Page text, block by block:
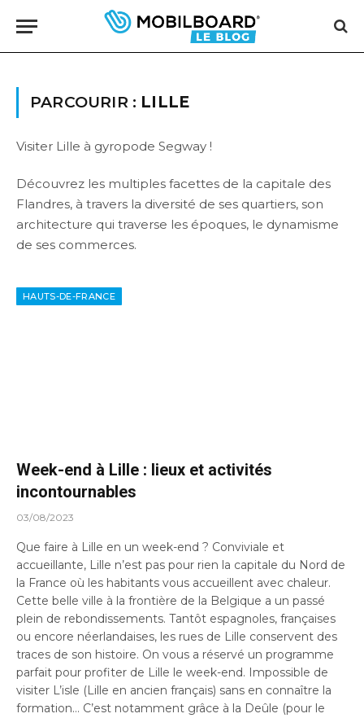
PARCOURIR : LILLE
Visiter Lille à gyropode Segway !
Découvrez les multiples facettes de la capitale des
Flandres, à travers la diversité de ses quartiers, son
architecture qui traverse les époques, le dynamisme
de ses commerces.
HAUTS-DE-FRANCE
Week-end à Lille : lieux et activités
incontournables
03/08/2023
Que faire à Lille en un week-end ? Conviviale et
accueillante, Lille n’est pas pour rien la capitale du Nord de
la France où les habitants vous accueillent avec chaleur.
Cette belle ville à la frontière de la Belgique a un passé
plein de rebondissements. Tantôt espagnoles, françaises
ou encore néerlandaises, les rues de Lille conservent des
traces de son histoire. On vous a réservé un programme
parfait pour profiter de Lille le week-end. Impossible de
visiter L’isle (Lille en ancien français) sans en connaître la
formation… C’est notamment grâce à la Deûle (pour le